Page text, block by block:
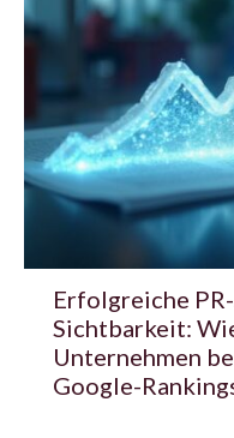
Erfolgreiche
Sichtbarkeit:
Unternehmen
Google-